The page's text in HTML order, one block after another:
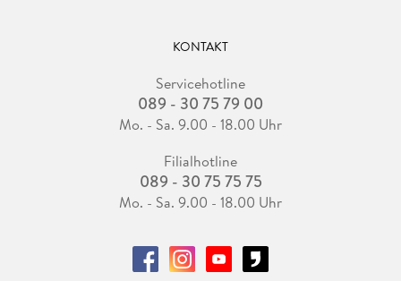
KONTAKT
Servicehotline
089 - 30 75 79 00
Mo. - Sa. 9.00 - 18.00 Uhr
Filialhotline
089 - 30 75 75 75
Mo. - Sa. 9.00 - 18.00 Uhr